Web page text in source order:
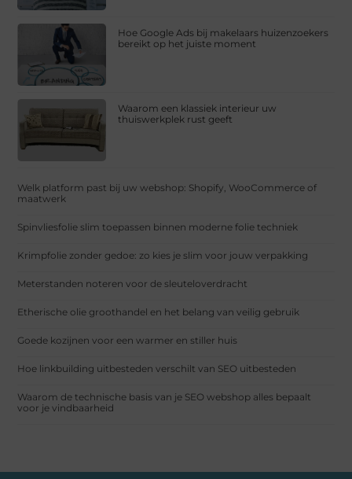
Hoe Google Ads bij makelaars huizenzoekers
bereikt op het juiste moment
Waarom een klassiek interieur uw
thuiswerkplek rust geeft
Welk platform past bij uw webshop: Shopify, WooCommerce of
maatwerk
Spinvliesfolie slim toepassen binnen moderne folie techniek
Krimpfolie zonder gedoe: zo kies je slim voor jouw verpakking
Meterstanden noteren voor de sleuteloverdracht
Etherische olie groothandel en het belang van veilig gebruik
Goede kozijnen voor een warmer en stiller huis
Hoe linkbuilding uitbesteden verschilt van SEO uitbesteden
Waarom de technische basis van je SEO webshop alles bepaalt
voor je vindbaarheid